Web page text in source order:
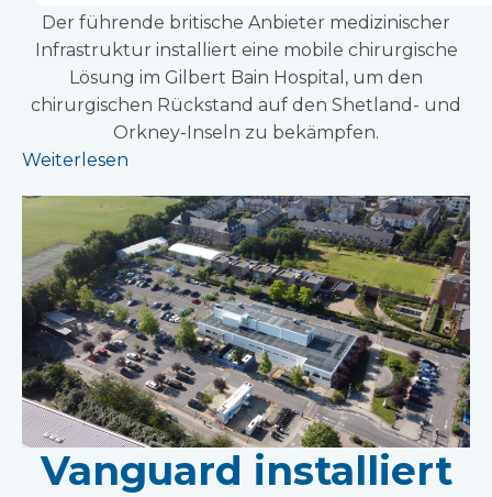
Der führende britische Anbieter medizinischer
Infrastruktur installiert eine mobile chirurgische
Lösung im Gilbert Bain Hospital, um den
chirurgischen Rückstand auf den Shetland- und
Orkney-Inseln zu bekämpfen.
Weiterlesen
Vanguard installiert